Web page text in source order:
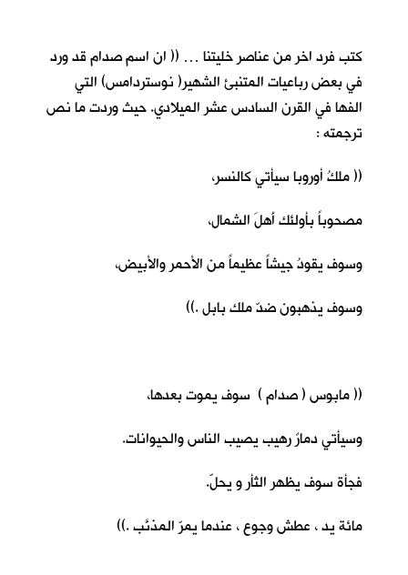
كتب فرد اخر من عناصر خليتنا … (( ان اسم صدام قد ورد
في بعض رباعيات المتنبئ الشهير( نوستردامس) التي
الفها في القرن السادس عشر الميلادي. حيث وردت ما نص
ترجمته :
(( ملكُ أوروبا سيأتي كالنسر،
مصحوباً بأولئك أَهلَ الشمال،
وسوف يقودُ جيشاً عظيماً من الأحمر والأبيض،
وسوف يذهبون ضدّ ملك بابل .))
(( مابوس ( صدام ) سوف يموت بعدها،
وسيأتي دمارٌ رهيب يصيب الناس والحيوانات.
فجأة سوف يظهر الثأر و يحلّ.
مائة يد ، عطش وجوع ، عندما يمرّ المذنَّب .))